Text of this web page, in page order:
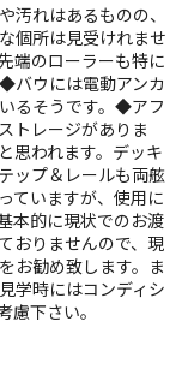
れはあるものの、
個所は見受けれませ
端のローラーも特に
バウには電動アンカ
るそうです。◆アフ
トレージがありま
思われます。デッキ
ップ＆レールも両舷
ていますが、使用に
本的に現状でのお渡
おりませんので、現
お勧め致します。ま
学時にはコンディシ
慮下さい。